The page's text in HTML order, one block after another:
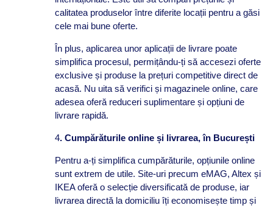
calitatea produselor între diferite locații pentru a găsi
cele mai bune oferte.
În plus, aplicarea unor aplicații de livrare poate
simplifica procesul, permițându-ți să accesezi oferte
exclusive și produse la prețuri competitive direct de
acasă. Nu uita să verifici și magazinele online, care
adesea oferă reduceri suplimentare și opțiuni de
livrare rapidă.
4. Cumpărăturile online și livrarea, în București
Pentru a-ți simplifica cumpărăturile, opțiunile online
sunt extrem de utile. Site-uri precum eMAG, Altex și
IKEA oferă o selecție diversificată de produse, iar
livrarea directă la domiciliu îți economisește timp și